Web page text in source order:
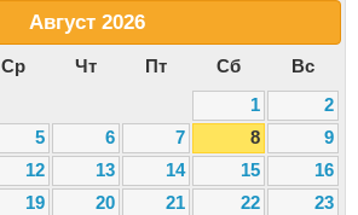
Август 2026
Ср Чт Пт Сб
Вс
1
2
5 6 7 8
9
12 13 14 15
16
19 20 21 22
23